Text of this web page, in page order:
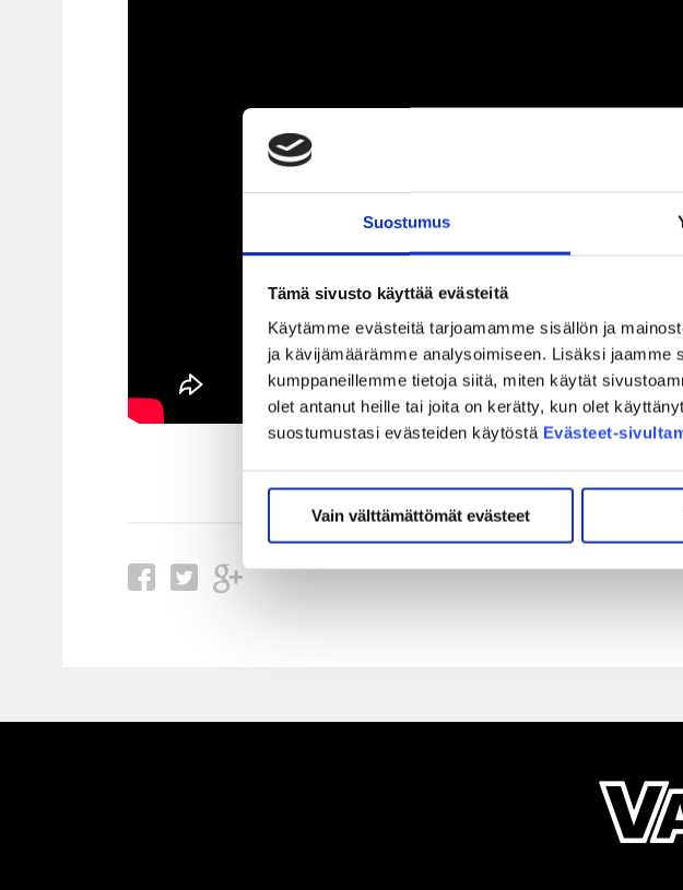
Suostumus
Tämä sivusto käyttää evästeitä
Käytämme evästeitä tarjoamamme sisällön ja
ja kävijämäärämme analysoimiseen. Lisäksi
kumppaneillemme tietoja siitä, miten käytät
olet antanut heille tai joita on kerätty, kun olet
suostumustasi evästeiden käytöstä Evästeet-
Vain välttämättömät evästeet